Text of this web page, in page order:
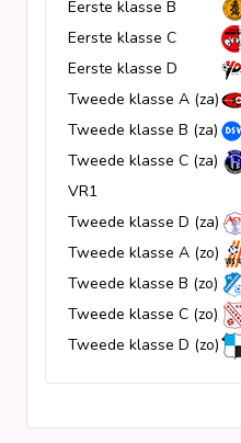
Statistieken
Betaald
KNVB-
Voetbalpiramide
Overige links
Eerste klasse B
Eerste klasse C
Eerste klasse D
Tweede klasse A (za)
Tweede klasse B (za)
Tweede klasse C (za)
VR1
Tweede klasse D (za)
Tweede klasse A (zo)
Tweede klasse B (zo)
Tweede klasse C (zo)
Tweede klasse D (zo)